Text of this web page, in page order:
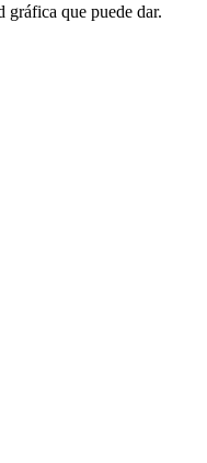
gráfica que puede dar.